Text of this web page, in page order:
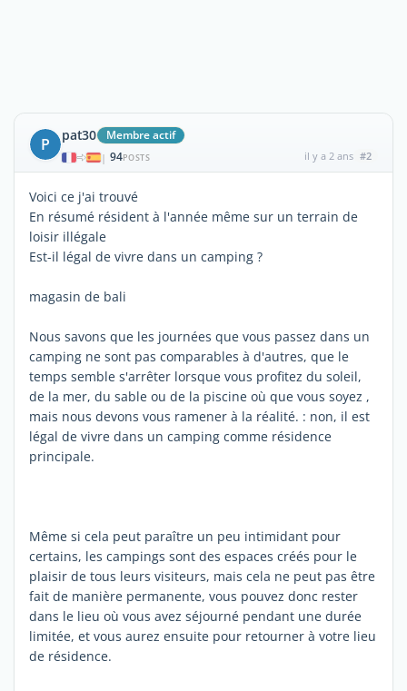
P pat30 Membre actif
| 94POSTS il y a 2 ans #2
Voici ce j'ai trouvé
En résumé résident à l'année même sur un terrain de
loisir illégale
Est-il légal de vivre dans un camping ?
magasin de bali
Nous savons que les journées que vous passez dans un
camping ne sont pas comparables à d'autres, que le
temps semble s'arrêter lorsque vous profitez du soleil,
de la mer, du sable ou de la piscine où que vous soyez ,
mais nous devons vous ramener à la réalité. : non, il est
légal de vivre dans un camping comme résidence
principale.
Même si cela peut paraître un peu intimidant pour
certains, les campings sont des espaces créés pour le
plaisir de tous leurs visiteurs, mais cela ne peut pas être
fait de manière permanente, vous pouvez donc rester
dans le lieu où vous avez séjourné pendant une durée
limitée, et vous aurez ensuite pour retourner à votre lieu
de résidence.